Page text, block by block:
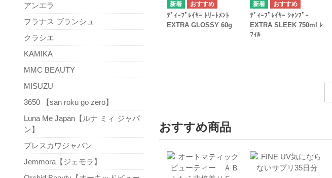
ﾃﾞｨｰﾌﾟﾚｲﾔｰ ﾄﾘｰﾄﾒﾝﾄ
EXTRA GLOSSY 60g
ﾃﾞｨｰﾌﾟﾚｲﾔｰ ｼｬﾝﾌﾟｰ
EXTRA SLEEK 750ml ﾚ
ﾌｨﾙ
おすすめ商品
アンエラ
フラナス ブランシュ
クラシエ
KAMIKA
MMC BEAUTY
MISUZU
3650 【san roku go zero】
Luna Me Japan【ルナ ミィ ジャパ
ン】
プレスカワジャパン
Jemmora【ジェモラ】